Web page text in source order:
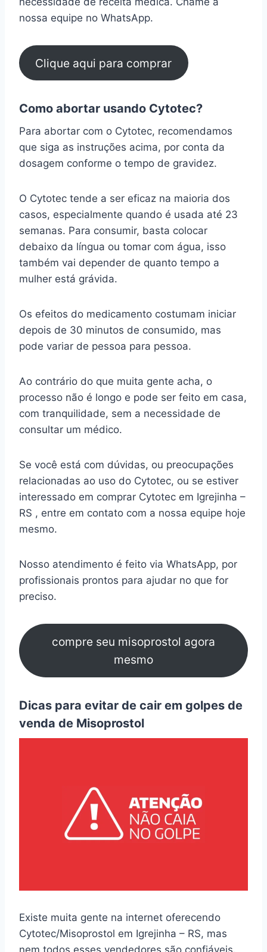
nossa equipe no WhatsApp.
Clique aqui para comprar
Como abortar usando Cytotec?
Para abortar com o Cytotec, recomendamos
que siga as instruções acima, por conta da
dosagem conforme o tempo de gravidez.
O Cytotec tende a ser eficaz na maioria dos
casos, especialmente quando é usada até 23
semanas. Para consumir, basta colocar
debaixo da língua ou tomar com água, isso
também vai depender de quanto tempo a
mulher está grávida.
Os efeitos do medicamento costumam iniciar
depois de 30 minutos de consumido, mas
pode variar de pessoa para pessoa.
Ao contrário do que muita gente acha, o
processo não é longo e pode ser feito em casa,
com tranquilidade, sem a necessidade de
consultar um médico.
Se você está com dúvidas, ou preocupações
relacionadas ao uso do Cytotec, ou se estiver
interessado em comprar Cytotec em Igrejinha –
RS , entre em contato com a nossa equipe hoje
mesmo.
Nosso atendimento é feito via WhatsApp, por
profissionais prontos para ajudar no que for
preciso.
compre seu misoprostol agora
mesmo
Dicas para evitar de cair em golpes de
venda de Misoprostol
Existe muita gente na internet oferecendo
Cytotec/Misoprostol em Igrejinha – RS, mas
nem todos esses vendedores são confiáveis.